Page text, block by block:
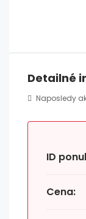
Detailné
Naposledy
ID
Cena: